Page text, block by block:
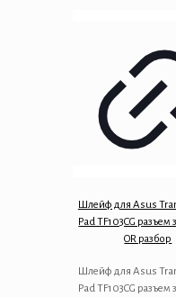
Шлейф для Asus
Pad TF103CG
OR разбор
Шлейф для Asus
Pad TF103CG